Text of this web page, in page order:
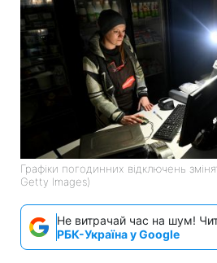
Графіки погодинних відключень
Getty Images)
Не витрачай час на шум!
РБК-Україна у Google